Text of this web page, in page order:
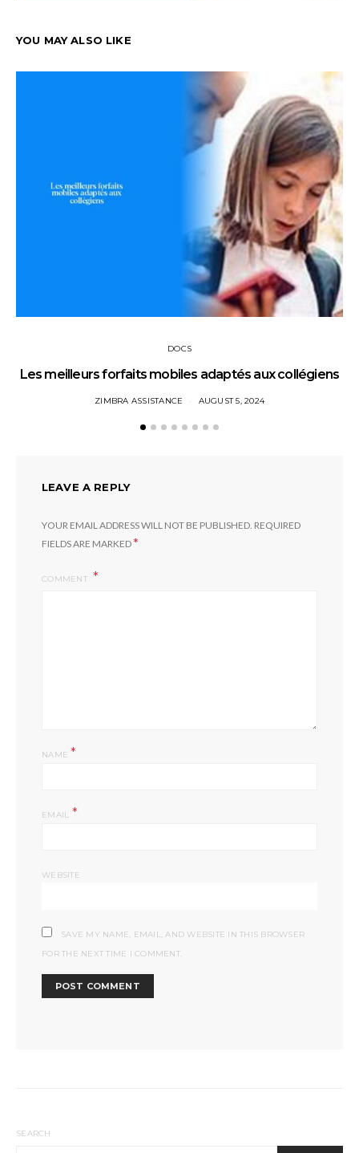
YOU MAY ALSO LIKE
DOCS
Les meilleurs forfaits mobiles adaptés aux collégiens
ZIMBRA ASSISTANCE AUGUST 5, 2024
LEAVE A REPLY
YOUR EMAIL ADDRESS WILL NOT BE PUBLISHED. REQUIRED
FIELDS ARE MARKED*
COMMENT
NAME *
EMAIL *
WEBSITE
SAVE MY NAME, EMAIL, AND WEBSITE IN THIS BROWSER
FOR THE NEXT TIME I COMMENT.
SEARCH